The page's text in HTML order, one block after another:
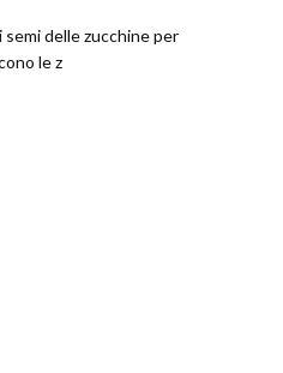
delle zucchine per
le z